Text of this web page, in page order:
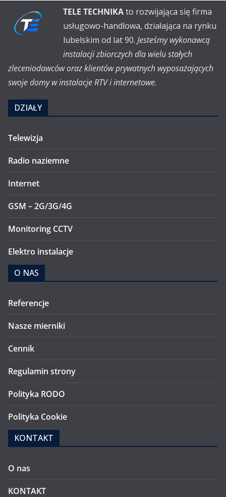
TELE TECHNIKAto rozwijająca się firma
usługowo-handlowa, działająca na rynku
lubelskim od lat 90. Jesteśmy wykonawcą
instalacji zbiorczych dla wielu stałych
zleceniodawców oraz klientów prywatnych wyposażających
swoje domy w instalacje RTV i internetowe.
DZIAŁY
Telewizja
Radio naziemne
Internet
GSM – 2G/3G/4G
Monitoring CCTV
Elektro instalacje
O NAS
Referencje
Nasze mierniki
Cennik
Regulamin strony
Polityka RODO
Polityka Cookie
KONTAKT
O nas
KONTAKT